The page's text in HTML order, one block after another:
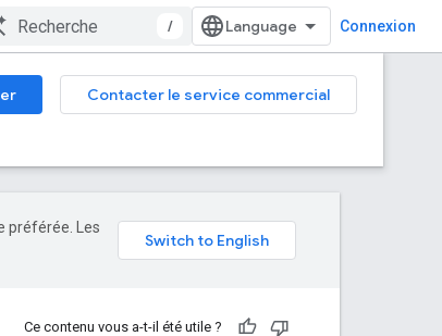
/ Connexion
Contacter le service commercial
préférée. Les
Ce contenu vous a-t-il été utile ?